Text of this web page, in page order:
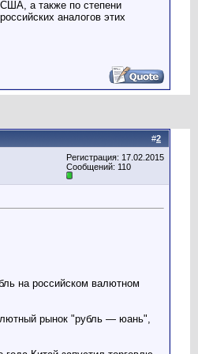
США, а также по степени
аналогов этих
#2
Регистрация: 17.02.2015
Сообщений: 110
на российском валютном
рынок "рубль — юань",